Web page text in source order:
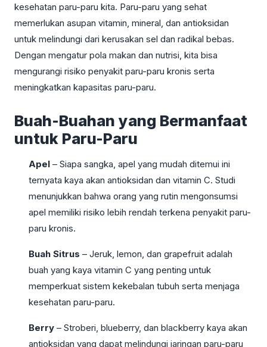
kesehatan paru-paru kita. Paru-paru yang sehat
memerlukan asupan vitamin, mineral, dan antioksidan
untuk melindungi dari kerusakan sel dan radikal bebas.
Dengan mengatur pola makan dan nutrisi, kita bisa
mengurangi risiko penyakit paru-paru kronis serta
meningkatkan kapasitas paru-paru.
Buah-Buahan yang Bermanfaat
untuk Paru-Paru
Apel – Siapa sangka, apel yang mudah ditemui ini
ternyata kaya akan antioksidan dan vitamin C. Studi
menunjukkan bahwa orang yang rutin mengonsumsi
apel memiliki risiko lebih rendah terkena penyakit paru-
paru kronis.
Buah Sitrus – Jeruk, lemon, dan grapefruit adalah
buah yang kaya vitamin C yang penting untuk
memperkuat sistem kekebalan tubuh serta menjaga
kesehatan paru-paru.
Berry – Stroberi, blueberry, dan blackberry kaya akan
antioksidan yang dapat melindungi jaringan paru-paru